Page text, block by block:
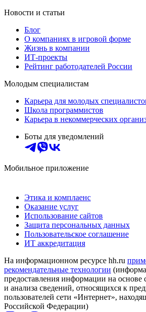
Новости и статьи
Блог
О компаниях в игровой форме
Жизнь в компании
ИТ-проекты
Рейтинг работодателей России
Молодым специалистам
Карьера для молодых
Школа программистов
Карьера в некоммерческих
Боты для уведомлений
Мобильное приложение
Этика и комплаенс
Оказание услуг
Использование сайтов
Защита персональных данных
Пользовательское соглашение
ИТ аккредитация
На информационном ресурсе hh.ru
рекомендательные технологии
предоставления информации на основе
и анализа сведений, относящихся к
пользователей сети «Интернет»,
Российской Федерации)